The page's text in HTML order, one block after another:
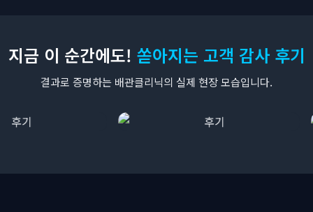
지금 이 순간에도! 쏟아지는 고객 감사 후기
결과로 증명하는 배관클리닉의 실제 현장 모습입니다.